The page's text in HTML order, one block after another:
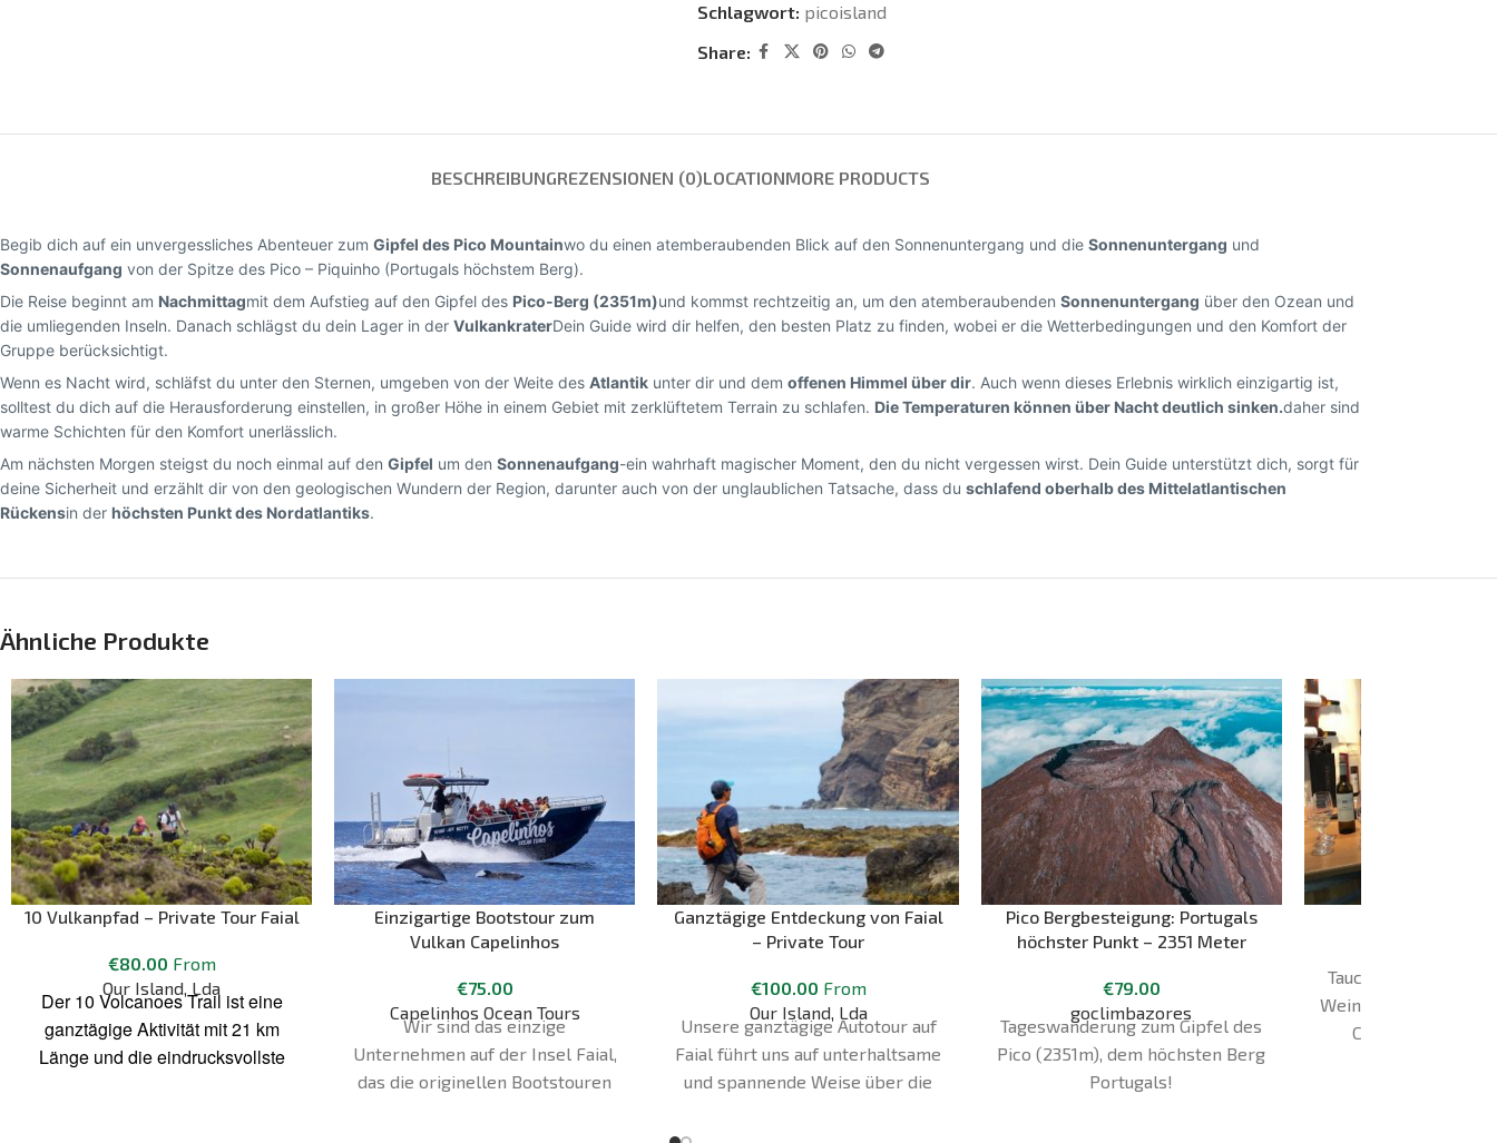
Schlagwort: picoisland
Share:
BESCHREIBUNGREZENSIONEN (0)LOCATIONMORE PRODUCTS
Begib dich auf ein unvergessliches Abenteuer zum Gipfel des Pico Mountainwo du einen atemberaubenden Blick auf den Sonnenuntergang und die Sonnenuntergang und
Sonnenaufgang von der Spitze des Pico – Piquinho (Portugals höchstem Berg).
Die Reise beginnt am Nachmittagmit dem Aufstieg auf den Gipfel des Pico-Berg (2351m)und kommst rechtzeitig an, um den atemberaubenden Sonnenuntergang über den Ozean und
die umliegenden Inseln. Danach schlägst du dein Lager in der VulkankraterDein Guide wird dir helfen, den besten Platz zu finden, wobei er die Wetterbedingungen und den Komfort der
Gruppe berücksichtigt.
Wenn es Nacht wird, schläfst du unter den Sternen, umgeben von der Weite des Atlantik unter dir und dem offenen Himmel über dir. Auch wenn dieses Erlebnis wirklich einzigartig ist,
solltest du dich auf die Herausforderung einstellen, in großer Höhe in einem Gebiet mit zerklüftetem Terrain zu schlafen. Die Temperaturen können über Nacht deutlich sinken.daher sind
warme Schichten für den Komfort unerlässlich.
Am nächsten Morgen steigst du noch einmal auf den Gipfel um den Sonnenaufgang-ein wahrhaft magischer Moment, den du nicht vergessen wirst. Dein Guide unterstützt dich, sorgt für
deine Sicherheit und erzählt dir von den geologischen Wundern der Region, darunter auch von der unglaublichen Tatsache, dass du schlafend oberhalb des Mittelatlantischen
Rückensin der höchsten Punkt des Nordatlantiks.
Ähnliche Produkte
10 Vulkanpfad – Private Tour Faial
€80.00 From
Our Island, Lda
Der 10 Volcanoes Trail ist eine
ganztägige Aktivität mit 21 km
Länge und die eindrucksvollste
Einzigartige Bootstour zum
Vulkan Capelinhos
€75.00
Capelinhos Ocean Tours
Wir sind das einzige
Unternehmen auf der Insel Faial,
das die originellen Bootstouren
Ganztägige Entdeckung von Faial
– Private Tour
€100.00 From
Our Island, Lda
Unsere ganztägige Autotour auf
Faial führt uns auf unterhaltsame
und spannende Weise über die
Faial, den Vulkan Capelinhos, die
Pico Bergbesteigung: Portugals
höchster Punkt – 2351 Meter
€79.00
goclimbazores
Tageswanderung zum Gipfel des
Pico (2351m), dem höchsten Berg
Portugals!
Tauche ein in die
Weine, die für ihren
Charakter und